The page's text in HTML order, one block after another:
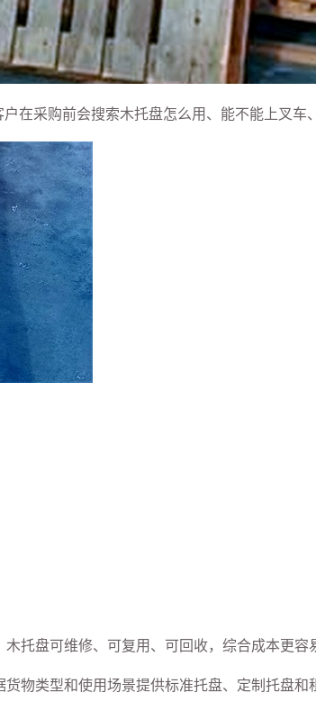
在采购前会搜索木托盘怎么用、能不能上叉车
托盘可维修、可复用、可回收，综合成本更容
物类型和使用场景提供标准托盘、定制托盘和